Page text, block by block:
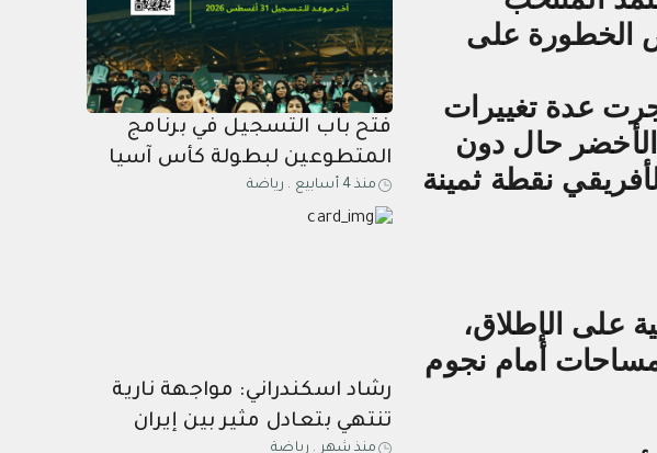
الخطورة على
عدة تغييرات
حال دون
نقطة ثمينة
على الإطلاق،
أمام نجوم
فتح باب التسجيل في برنامج
المتطوعين لبطولة كأس آسيا
السعودية 2027
منذ 4 أسابيع . رياضة
رشاد اسكندراني: مواجهة نارية
تنتهي بتعادل مثير بين إيران
منذ شهر . رياضة